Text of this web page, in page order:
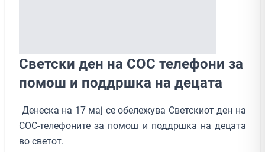
Светски ден на СОС телефони за
помош и поддршка на децата
Денеска на 17 мај се обележува Светскиот ден на
СОС-телефоните за помош и поддршка на децата
во светот.